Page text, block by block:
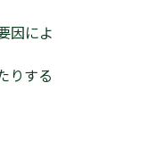
因によ
りする